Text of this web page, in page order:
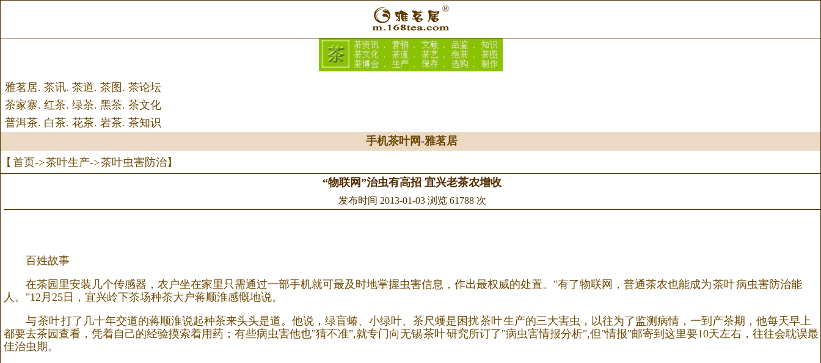
雅茗居. 茶讯. 茶道. 茶图 . 茶论坛
茶家寨. 红茶. 绿茶. 黑茶. 茶文化
普洱茶. 白茶. 花茶. 岩茶. 茶知识
手机茶叶网-雅茗居
【 首页->茶叶生产->茶叶虫害防治】
“物联网”治虫有高招 宜兴老茶农增收
发布时间 2013-01-03 浏览 61788 次
百姓故事
在茶园里安装几个传感器，农户坐在家里只需通过一部手机就可最及时地掌握虫害信息，作出最权威的处置。"有了物联网，普通茶农也能成为茶叶病虫害防治能
人。"12月25日，宜兴岭下茶场种茶大户蒋顺淮感慨地说。
与茶叶打了几十年交道的蒋顺淮说起种茶来头头是道。他说，绿盲蝽、小绿叶、茶尺蠖是困扰茶叶生产的三大害虫，以往为了监测病情，一到产茶期，他每天早上
都要去茶园查看，凭着自己的经验摸索着用药；有些病虫害他也"猜不准",就专门向无锡茶叶研究所订了"病虫害情报分析",但"情报"邮寄到这里要10天左右，往往会耽误最
佳治虫期。